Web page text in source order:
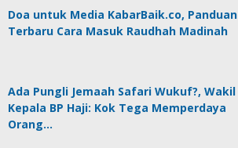
Doa untuk Media KabarBaik.co, Panduan
Terbaru Cara Masuk Raudhah Madinah
Ada Pungli Jemaah Safari Wukuf?, Wakil
Kepala BP Haji: Kok Tega Memperdaya
Orang…